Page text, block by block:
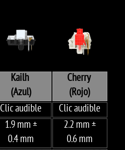
Kailh
(Azul)
Cherry
(Rojo)
Clic audible
Clic audible
1.9 mm ±
0.4 mm
2.2 mm ±
0.6 mm